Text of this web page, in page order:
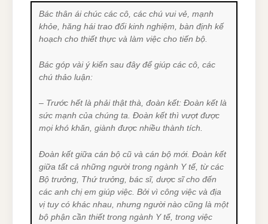
Bác thân ái chúc các cô, các chú vui vẻ, mạnh
khỏe, hăng hái trao đổi kinh nghiệm, bàn định kế
hoạch cho thiết thực và làm việc cho tiến bộ.
Bác góp vài ý kiến sau đây để giúp các cô, các
chú thảo luận:
– Trước hết là phải thật thà, đoàn kết: Đoàn kết là
sức mạnh của chúng ta. Đoàn kết thì vượt được
mọi khó khăn, giành được nhiều thành tích.
Đoàn kết giữa cán bộ cũ và cán bộ mới. Đoàn kết
giữa tất cả những người trong ngành Y tế, từ các
Bộ trưởng, Thứ trưởng, bác sĩ, dược sĩ cho đến
các anh chị em giúp việc. Bởi vì công việc và địa
vị tuy có khác nhau, nhưng người nào cũng là một
bộ phận cần thiết trong ngành Y tế, trong việc